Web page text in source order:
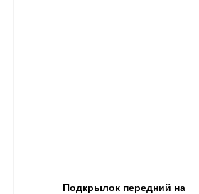
Подкрылок передний на